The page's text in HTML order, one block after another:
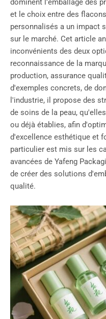
dominent l'emballage des
et le choix entre des
personnalisés a un impact
sur le marché. Cet article
inconvénients des deux
reconnaissance de la
production, assurance
d'exemples concrets, de
l'industrie, il propose des
de soins de la peau,
ou déjà établies, afin
d'excellence esthétique et
particulier est mis sur les
avancées de Yafeng
de créer des solutions
qualité.